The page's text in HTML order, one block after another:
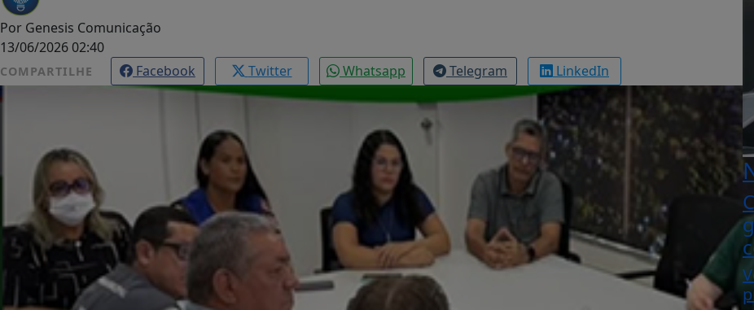
Por Genesis Comunicação
13/06/2026 02:40
COMPARTILHE Facebook Twitter Whatsapp Telegram LinkedIn